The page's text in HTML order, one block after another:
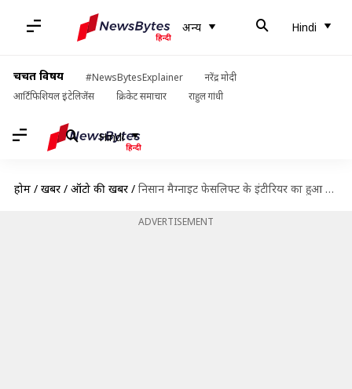
अन्य Hindi
चर्चित विषय #NewsBytesExplainer
नरेंद्र मोदी
आर्टिफिशियल इंटेलिजेंस
क्रिकेट समाचार राहुल गांधी
Hindi
होम / खबरें / ऑटो की खबरें / निसान मैग्नाइट फेसलिफ्ट के इंटीरियर का हुआ खुलासा, जारी हुआ टीजर
ADVERTISEMENT